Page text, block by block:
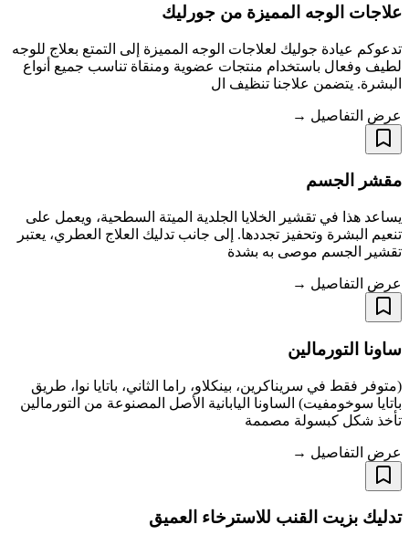
علاجات الوجه المميزة من جورليك
تدعوكم عيادة جوليك لعلاجات الوجه المميزة إلى التمتع بعلاج للوجه
لطيف وفعال باستخدام منتجات عضوية ومنقاة تناسب جميع أنواع
البشرة. يتضمن علاجنا تنظيف ال
عرض التفاصيل →
مقشر الجسم
يساعد هذا في تقشير الخلايا الجلدية الميتة السطحية، ويعمل على
تنعيم البشرة وتحفيز تجددها. إلى جانب تدليك العلاج العطري، يعتبر
تقشير الجسم موصى به بشدة
عرض التفاصيل →
ساونا التورمالين
(متوفر فقط في سريناكرين، بينكلاو، راما الثاني، باتايا نوا، طريق
باتايا سوخومفيت) الساونا اليابانية الأصل المصنوعة من التورمالين
تأخذ شكل كبسولة مصممة
عرض التفاصيل →
تدليك بزيت القنب للاسترخاء العميق